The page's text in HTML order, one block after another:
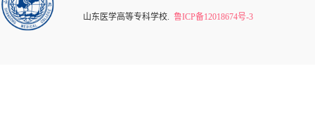
山东医学高等专科学校. 鲁ICP备12018674号-3